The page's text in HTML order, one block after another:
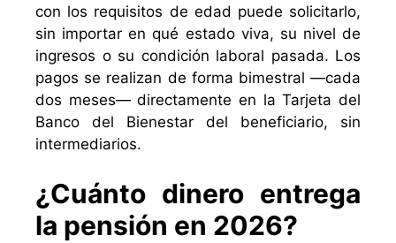
con los requisitos de edad puede solicitarlo,
sin importar en qué estado viva, su nivel de
ingresos o su condición laboral pasada. Los
pagos se realizan de forma bimestral —cada
dos meses— directamente en la Tarjeta del
Banco del Bienestar del beneficiario, sin
intermediarios.
¿Cuánto dinero entrega
la pensión en 2026?